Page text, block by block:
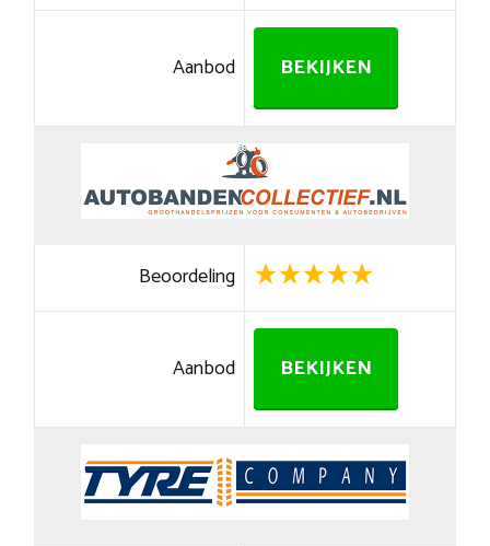
Aanbod BEKIJKEN
Beoordeling
Aanbod BEKIJKEN